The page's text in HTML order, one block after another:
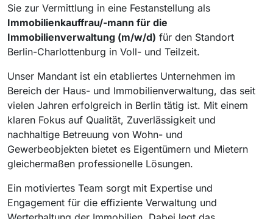
Sie zur Vermittlung in eine Festanstellung als
Immobilienkauffrau/-mann für die
Immobilienverwaltung (m/w/d) für den Standort
Berlin-Charlottenburg in Voll- und Teilzeit.
Unser Mandant ist ein etabliertes Unternehmen im
Bereich der Haus- und Immobilienverwaltung, das seit
vielen Jahren erfolgreich in Berlin tätig ist. Mit einem
klaren Fokus auf Qualität, Zuverlässigkeit und
nachhaltige Betreuung von Wohn- und
Gewerbeobjekten bietet es Eigentümern und Mietern
gleichermaßen professionelle Lösungen.
Ein motiviertes Team sorgt mit Expertise und
Engagement für die effiziente Verwaltung und